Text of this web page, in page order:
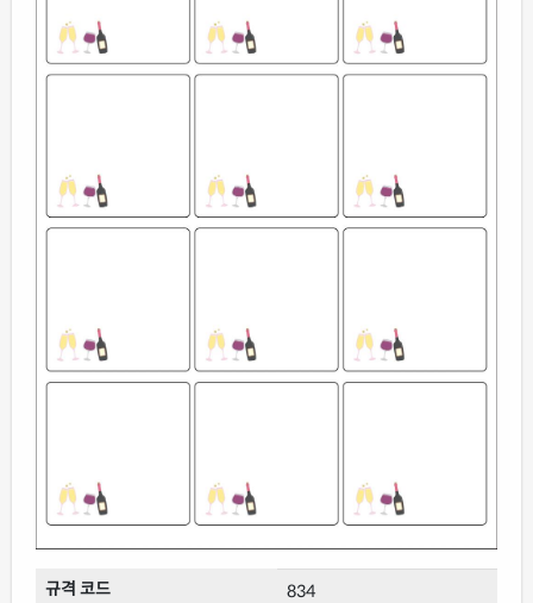
규격 코드
834